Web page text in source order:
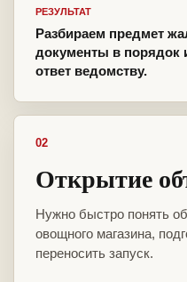
РЕЗУЛЬТАТ
Разбираем предмет
документы в порядок
ответ ведомству.
02
Открытие
Нужно быстро понять
овощного магазина,
переносить запуск.